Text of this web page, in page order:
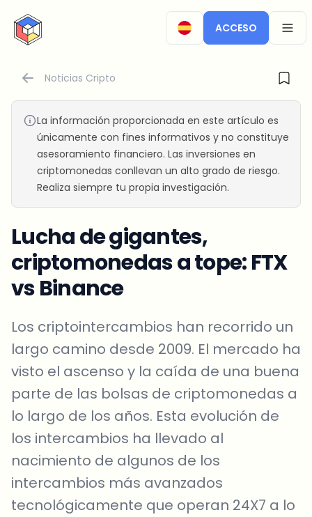
CryptoTicker
ACCESO
Noticias Cripto
La información proporcionada en este artículo es
únicamente con fines informativos y no constituye
asesoramiento financiero. Las inversiones en
criptomonedas conllevan un alto grado de riesgo.
Realiza siempre tu propia investigación.
Lucha de gigantes,
criptomonedas a tope: FTX
vs Binance
Los criptointercambios han recorrido un
largo camino desde 2009. El mercado ha
visto el ascenso y la caída de una buena
parte de las bolsas de criptomonedas a
lo largo de los años. Esta evolución de
los intercambios ha llevado al
nacimiento de algunos de los
intercambios más avanzados
tecnológicamente que operan 24X7 a lo